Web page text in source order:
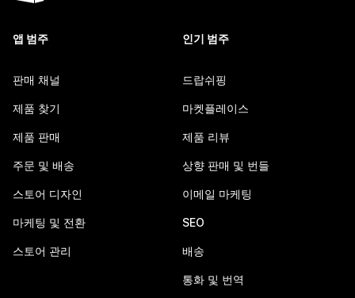
앱 범주
판매 채널
제품 찾기
제품 판매
주문 및 배송
스토어 디자인
마케팅 및 전환
스토어 관리
인기 범주
드랍쉬핑
마켓플레이스
제품 리뷰
상향 판매 및 번들
이메일 마케팅
SEO
배송
통화 및 번역